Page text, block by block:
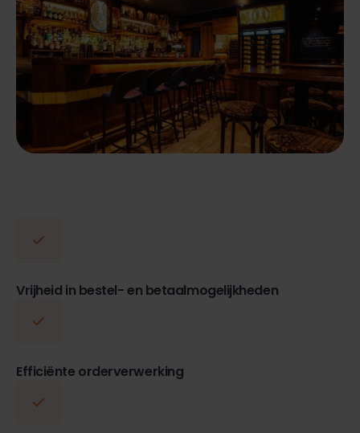
Vrijheid in bestel- en betaalmogelijkheden
Efficiënte orderverwerking